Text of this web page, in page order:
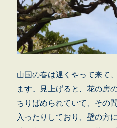
山国の春は遅くやって来て
ます。見上げると、花の房
ちりばめられていて、その
入ったりしており、壁の方